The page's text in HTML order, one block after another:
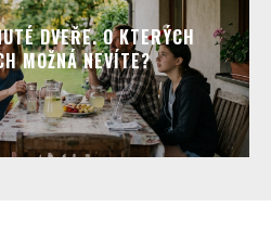
DVEŘE. O KTERÝCH
MOŽNÁ NEVÍTE?